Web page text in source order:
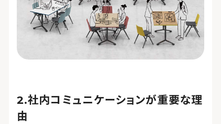
社内コミュニケーションが重要な理
由